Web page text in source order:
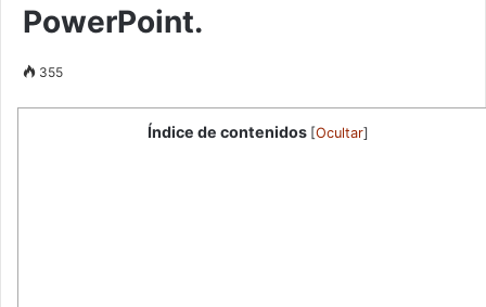
PowerPoint.
355
Índice de contenidos [Ocultar]